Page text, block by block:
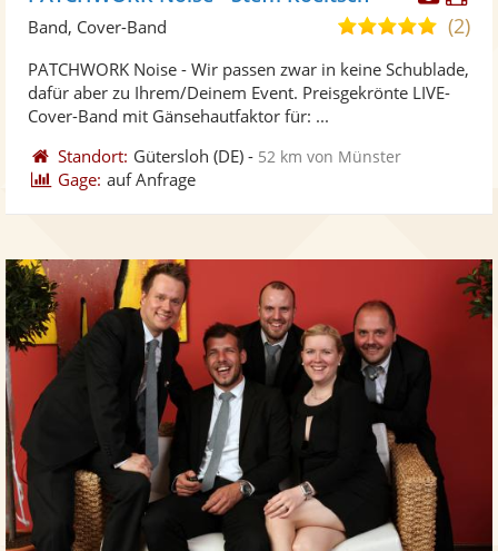
Fotos
4,9
5
(2)
Band, Cover-Band
PATCHWORK Noise - Wir passen zwar in keine Schublade,
dafür aber zu Ihrem/Deinem Event. Preisgekrönte LIVE-
Cover-Band mit Gänsehautfaktor für: ...
Standort: Gütersloh (DE) - 52 km von Münster
Gage: auf Anfrage